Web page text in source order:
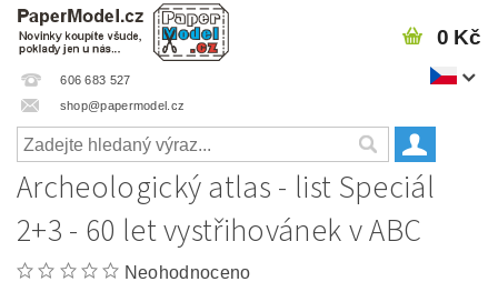
606 683 527
shop@papermodel.cz
0 Kč
Archeologický atlas - list Speciál
2+3 - 60 let vystřihovánek v ABC
Neohodnoceno